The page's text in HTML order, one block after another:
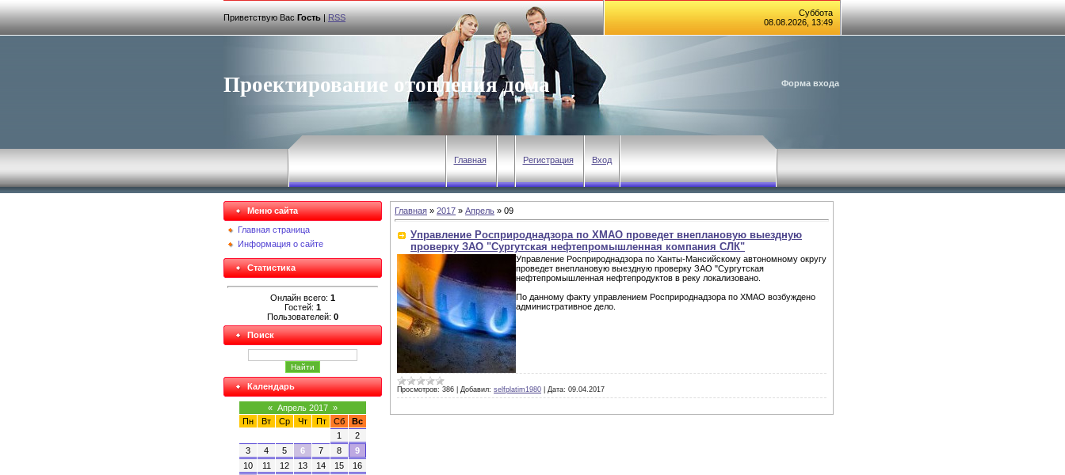
Приветствую Вас Гость|RSS
Суббота
08.08.2026, 13:49
Проектирование отопления дома Форма входа
Главная Регистрация Вход
Меню сайта
Главная страница
Информация о сайте
Статистика
Онлайн всего: 1
Гостей: 1
Пользователей: 0
Поиск
Календарь
« Апрель 2017 »
Пн
Вт Ср Чт Пт Сб
Вс
1
2
3
4 5 6 7 8
9
10
11 12 13 14 15
16
Главная » 2017 » Апрель » 09
Управление Росприроднадзора по ХМАО проведет внеплановую выездную
проверку ЗАО "Сургутская нефтепромышленная компания СЛК"
Управление Росприроднадзора по Ханты-Мансийскому автономному округу
проведет внеплановую выездную проверку ЗАО "Сургутская
нефтепромышленная нефтепродуктов в реку локализовано.
По данному факту управлением Росприроднадзора по ХМАО возбуждено
административное дело.
Просмотров: 386 Добавил: selfplatim1980 Дата: 09.04.2017